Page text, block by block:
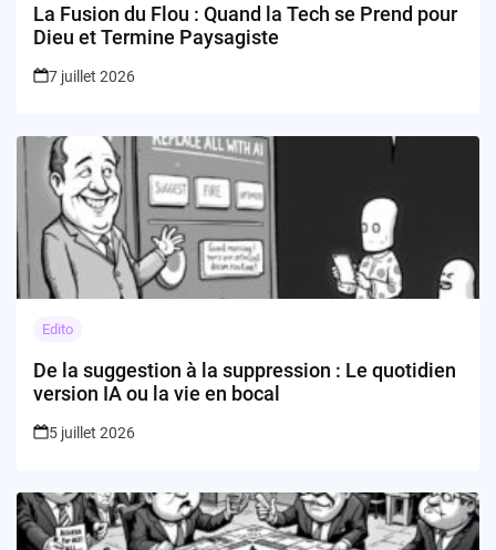
La Fusion du Flou : Quand la Tech se Prend pour
Dieu et Termine Paysagiste
7 juillet 2026
Edito
De la suggestion à la suppression : Le quotidien
version IA ou la vie en bocal
5 juillet 2026